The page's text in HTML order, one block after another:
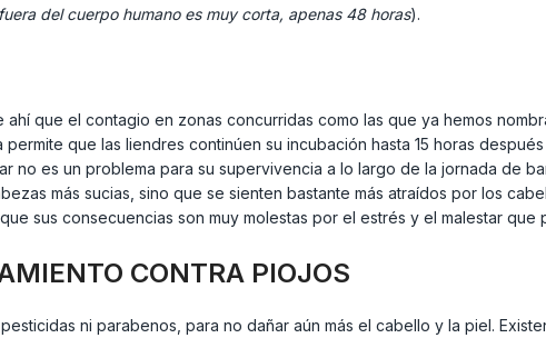
del cuerpo humano es muy corta, apenas 48 horas).
que el contagio en zonas concurridas como las que ya hemos
que las liendres continúen su incubación hasta 15 horas
no es un problema para su supervivencia a lo largo de la jornada de
más sucias, sino que se sienten bastante más atraídos por los
sus consecuencias son muy molestas por el estrés y el malestar
CONTRA PIOJOS
ni parabenos, para no dañar aún más el cabello y la piel.